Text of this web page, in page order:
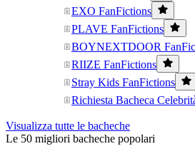
EXO FanFictions
PLAVE FanFictions
BOYNEXTDOOR
RIIZE FanFictions
Stray Kids FanFictions
Richiesta Bacheca
Visualizza tutte le bacheche
Le 50 migliori bacheche popolari